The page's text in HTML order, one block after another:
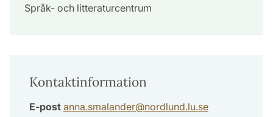
Språk- och litteraturcentrum
Kontaktinformation
E-post anna.smalander@nordlund.lu.se